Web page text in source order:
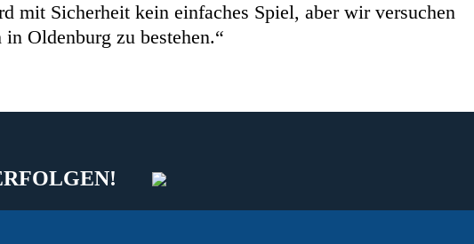
mit Sicherheit kein einfaches Spiel, aber wir versuchen
Oldenburg zu bestehen.“